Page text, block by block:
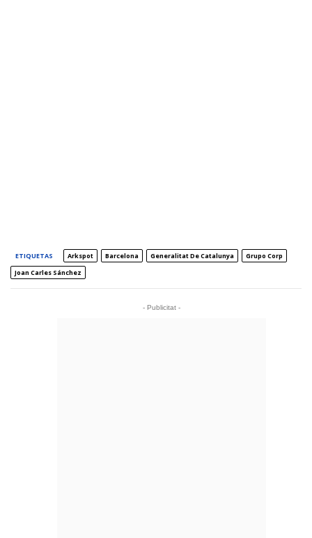
ETIQUETAS Arkspot Barcelona Generalitat De Catalunya
Grupo Corp
Joan Carles Sánchez
- Publicitat -